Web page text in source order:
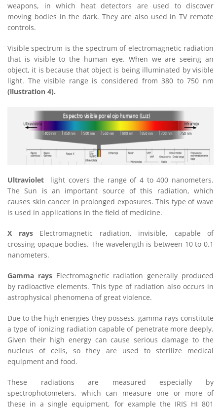
weapons, in which heat detectors are used to discover
moving bodies in the dark. They are also used in TV remote
controls.
Visible spectrum is the spectrum of electromagnetic radiation
that is visible to the human eye. When we are seeing an
object, it is because that object is being illuminated by visible
light. The visible range is considered from 380 to 750 nm
(llustration 4).
Ultraviolet light covers the range of 4 to 400 nanometers.
The Sun is an important source of this radiation, which
causes skin cancer in prolonged exposures. This type of wave
is used in applications in the field of medicine.
X raysElectromagnetic radiation, invisible, capable of
crossing opaque bodies. The wavelength is between 10 to 0.1
nanometers.
Gamma raysElectromagnetic radiation generally produced
by radioactive elements. This type of radiation also occurs in
astrophysical phenomena of great violence.
Due to the high energies they possess, gamma rays constitute
a type of ionizing radiation capable of penetrate more deeply.
Given their high energy can cause serious damage to the
nucleus of cells, so they are used to sterilize medical
equipment and food.
These radiations are measured especially by
spectrophotometers, which can measure one or more of
these in a single equipment, for example the IRIS HI 801